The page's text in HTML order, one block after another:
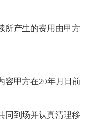
所产生的费用由甲方
容甲方在20年月日前
同到场并认真清理移